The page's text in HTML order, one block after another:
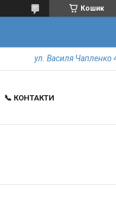
Кошик
ул. Василя Чапленко
📞 КОНТАКТИ